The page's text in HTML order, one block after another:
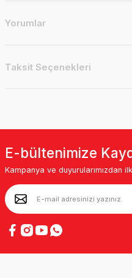
Yorumlar
Taksit Seçenekleri
E-bültenimize
Kampanya ve duyurularımızdan